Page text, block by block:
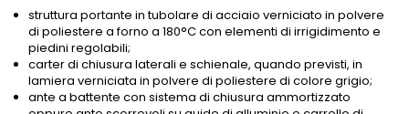
struttura portante in tubolare di acciaio verniciato in polvere
di poliestere a forno a 180°C con elementi di irrigidimento e
piedini regolabili;
carter di chiusura laterali e schienale, quando previsti, in
lamiera verniciata in polvere di poliestere di colore grigio;
ante a battente con sistema di chiusura ammortizzato